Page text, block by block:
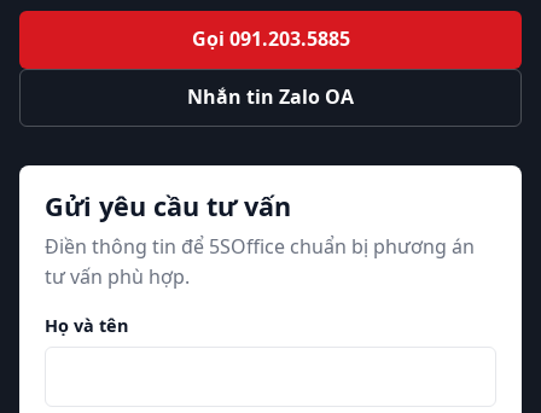
Gọi 091.203.5885
Nhắn tin Zalo OA
Gửi yêu cầu tư vấn
Điền thông tin để 5SOffice chuẩn bị phương án
tư vấn phù hợp.
Họ và tên